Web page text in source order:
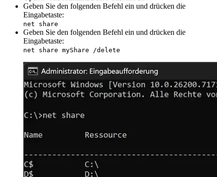
Geben Sie den folgenden Befehl ein und drücken die
Eingabetaste:
net share
Geben Sie den folgenden Befehl ein und drücken die
Eingabetaste:
net share myShare /delete